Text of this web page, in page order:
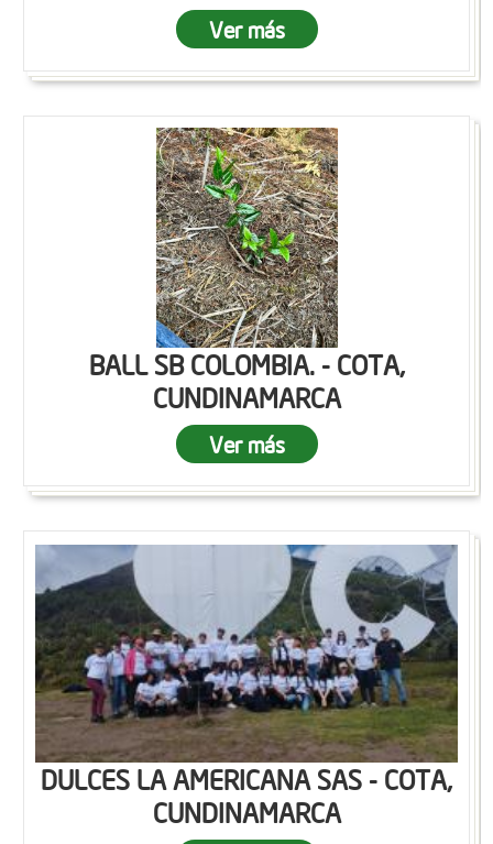
Ver más
BALL SB COLOMBIA. - COTA,
CUNDINAMARCA
Ver más
DULCES LA AMERICANA SAS - COTA,
CUNDINAMARCA